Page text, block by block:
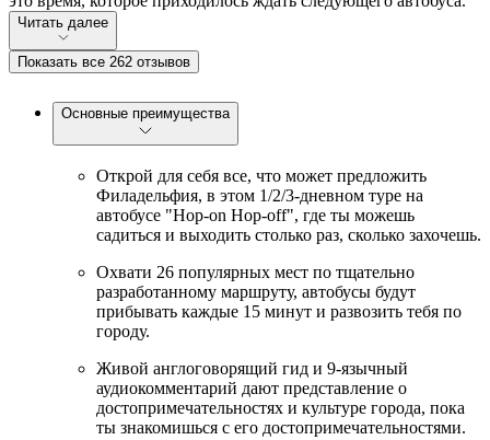
Читать далее
Показать все 262 отзывов
Основные преимущества
Открой для себя все, что может предложить
Филадельфия, в этом 1/2/3-дневном туре на
автобусе "Hop-on Hop-off", где ты можешь
садиться и выходить столько раз, сколько захочешь.
Охвати 26 популярных мест по тщательно
разработанному маршруту, автобусы будут
прибывать каждые 15 минут и развозить тебя по
городу.
Живой англоговорящий гид и 9-язычный
аудиокомментарий дают представление о
достопримечательностях и культуре города, пока
ты знакомишься с его достопримечательностями.